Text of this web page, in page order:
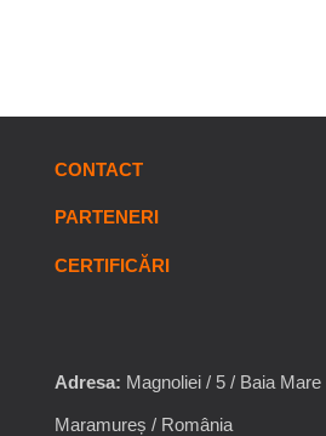
CONTACT
PARTENERI
CERTIFICĂRI
Adresa: Magnoliei / 5 / Baia Mare
Maramureș / România